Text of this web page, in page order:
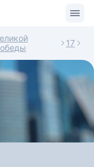
17